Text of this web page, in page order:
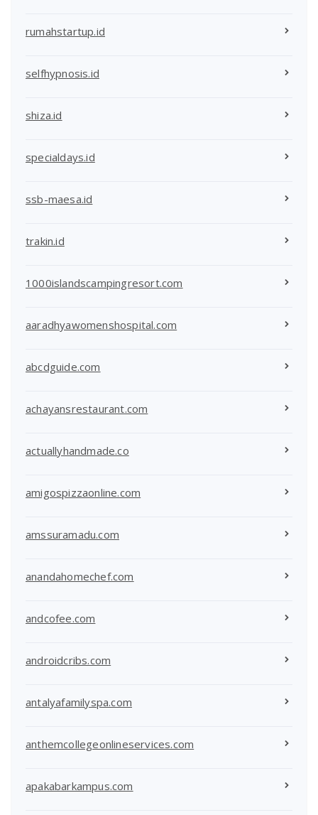
rumahstartup.id
selfhypnosis.id
shiza.id
specialdays.id
ssb-maesa.id
trakin.id
1000islandscampingresort.com
aaradhyawomenshospital.com
abcdguide.com
achayansrestaurant.com
actuallyhandmade.co
amigospizzaonline.com
amssuramadu.com
anandahomechef.com
andcofee.com
androidcribs.com
antalyafamilyspa.com
anthemcollegeonlineservices.com
apakabarkampus.com